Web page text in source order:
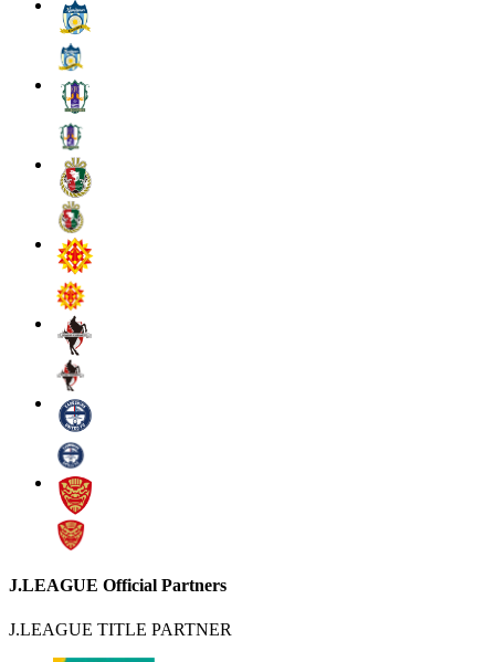
J.LEAGUE Official Partners
J.LEAGUE TITLE PARTNER